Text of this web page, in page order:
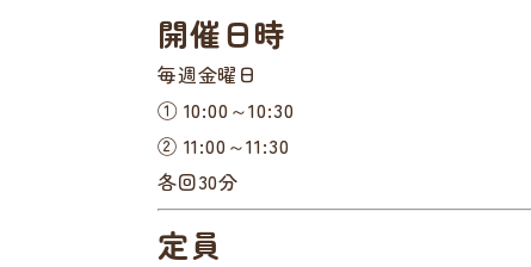
開催日時
毎週金曜日
① 10:00～10:30
② 11:00～11:30
各回30分
定員